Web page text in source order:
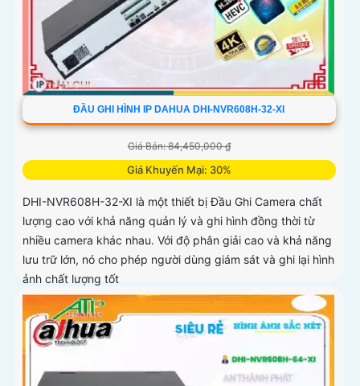
ĐẦU GHI HÌNH IP DAHUA DHI-NVR608H-32-XI
Giá Bán: 84,450,000 ₫
Giá Khuyến Mại: 30%
DHI-NVR608H-32-XI là một thiết bị Đầu Ghi Camera chất
lượng cao với khả năng quản lý và ghi hình đồng thời từ
nhiều camera khác nhau. Với độ phân giải cao và khả năng
lưu trữ lớn, nó cho phép người dùng giám sát và ghi lại hình
ảnh chất lượng tốt